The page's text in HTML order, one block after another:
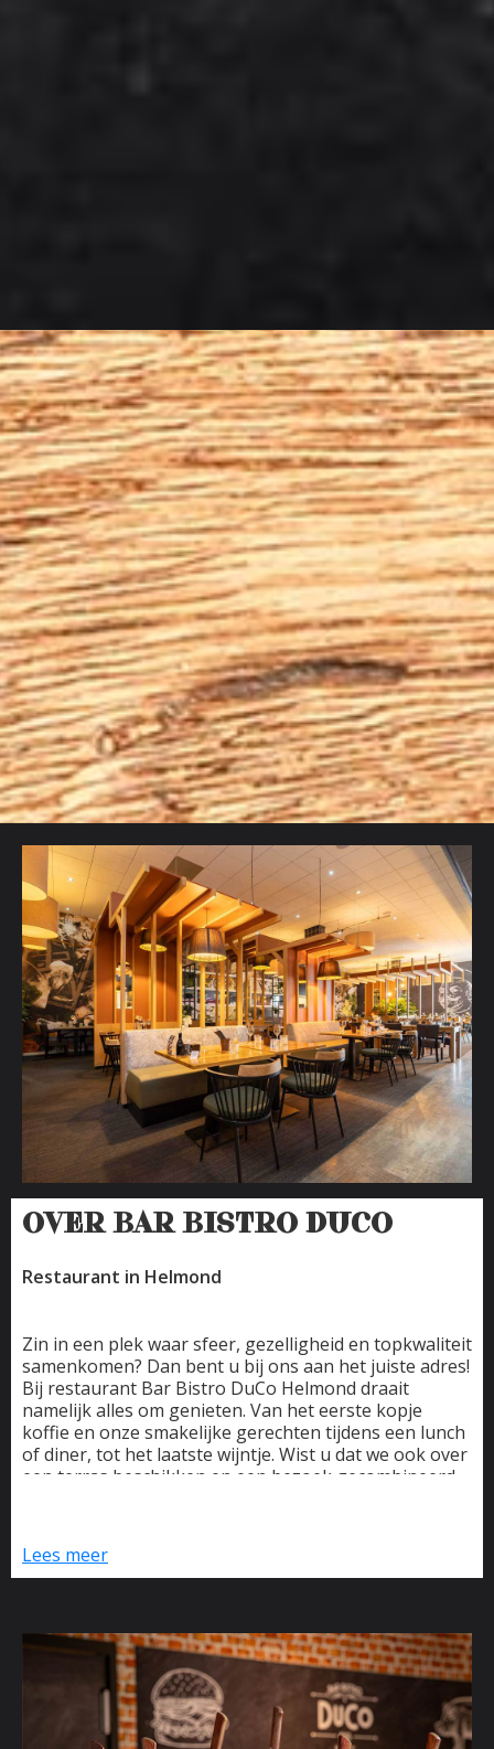
OVER BAR BISTRO DUCO
Restaurant in Helmond
Zin in een plek waar sfeer, gezelligheid en topkwaliteit
samenkomen? Dan bent u bij ons aan het juiste adres!
Bij restaurant Bar Bistro DuCo Helmond draait
namelijk alles om genieten. Van het eerste kopje
koffie en onze smakelijke gerechten tijdens een lunch
of diner, tot het laatste wijntje. Wist u dat we ook over
een terras beschikken en een bezoek gecombineerd
Wij zijn alle dagen van de week geopend. Neem gerust
plaats en laat u verleiden door al het lekkers op onze
elk gerecht een extra smaakdimensie die u zeker zult
waarderen. Liever verrast worden? Onze chef-kok
stelt met plezier de beste combinaties voor u samen.
Bij Bar Bistro DuCo Helmond kan het allemaal. Elke
dag, op elk moment!
Lees meer